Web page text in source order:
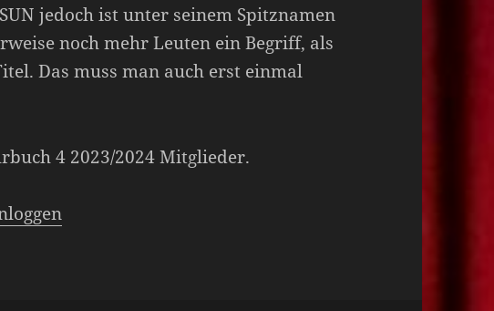
jedoch ist unter seinem Spitznamen
noch mehr Leuten ein Begriff, als
Das muss man auch erst einmal
4 2023/2024 Mitglieder.